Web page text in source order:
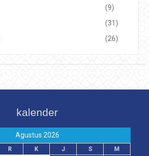
(9)
(31)
(26)
kalender
Agustus 2026
R K J S
M